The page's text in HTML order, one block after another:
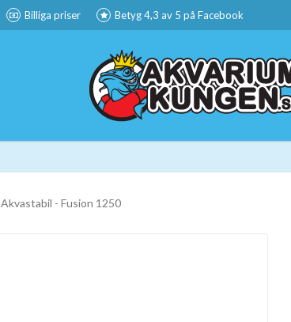
Billiga priser Betyg 4,3 av 5 på Facebook
Akvastabil - Fusion 1250